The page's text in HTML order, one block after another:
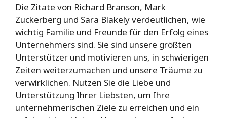
Die Zitate von Richard Branson, Mark
Zuckerberg und Sara Blakely verdeutlichen, wie
wichtig Familie und Freunde für den Erfolg eines
Unternehmers sind. Sie sind unsere größten
Unterstützer und motivieren uns, in schwierigen
Zeiten weiterzumachen und unsere Träume zu
verwirklichen. Nutzen Sie die Liebe und
Unterstützung Ihrer Liebsten, um Ihre
unternehmerischen Ziele zu erreichen und ein